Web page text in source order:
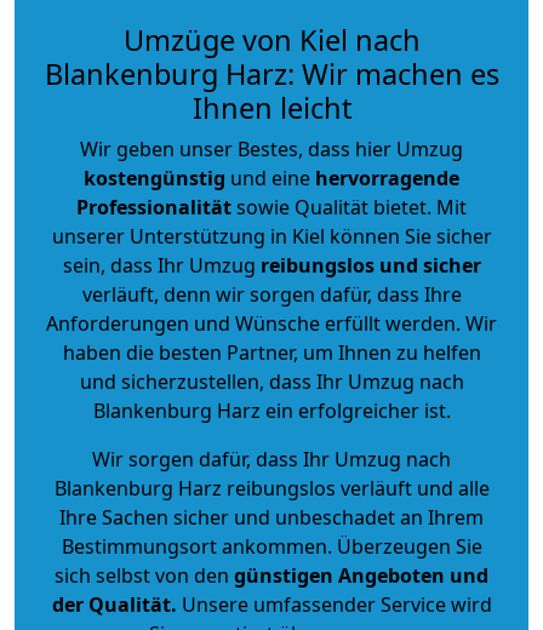
Umzüge von Kiel nach
Blankenburg Harz: Wir machen es
Ihnen leicht
Wir geben unser Bestes, dass hier Umzug
kostengünstig und eine hervorragende
Professionalitätsowie Qualität bietet. Mit
unserer Unterstützung in Kiel können Sie sicher
sein, dass Ihr Umzug reibungslos und sicher
verläuft, denn wir sorgen dafür, dass Ihre
Anforderungen und Wünsche erfüllt werden. Wir
haben die besten Partner, um Ihnen zu helfen
und sicherzustellen, dass Ihr Umzug nach
Blankenburg Harz ein erfolgreicher ist.
Wir sorgen dafür, dass Ihr Umzug nach
Blankenburg Harz reibungslos verläuft und alle
Ihre Sachen sicher und unbeschadet an Ihrem
Bestimmungsort ankommen. Überzeugen Sie
sich selbst von den günstigen Angeboten und
der Qualität. Unsere umfassender Service wird